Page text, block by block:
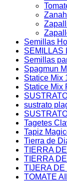
Semillas
SEMILLAS
Semillas
Spagmun
Statice Mix
Statice Mix
sustrato
Tagetes
Tapiz
Tierra de
TIERRA
TIERRA
TIJERA
TOMATE